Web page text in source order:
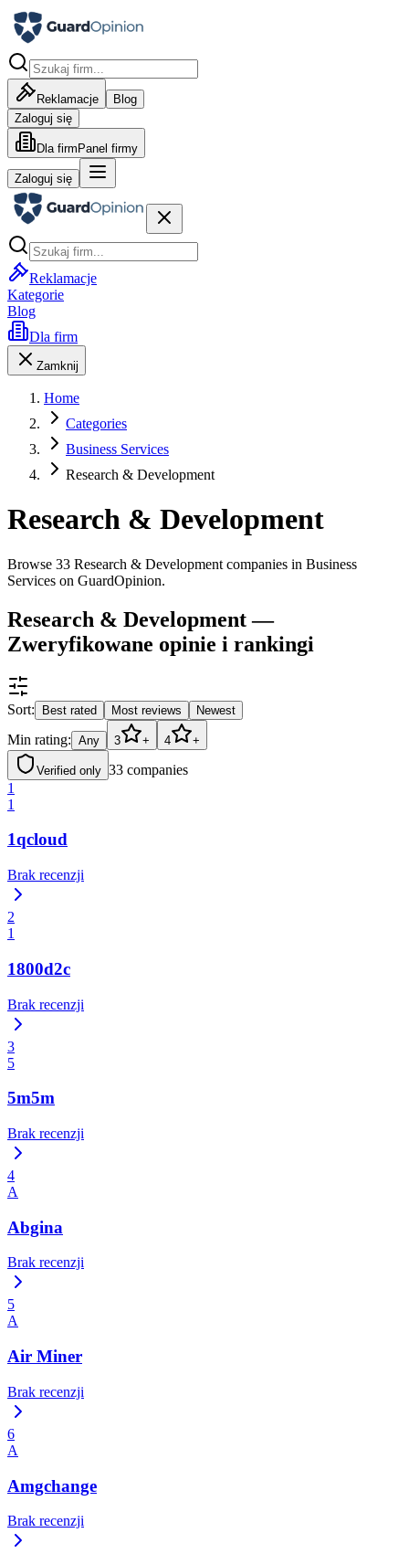
Reklamacje
Blog
Zaloguj się
Dla firm Panel firmy
Zaloguj się
Reklamacje
Kategorie
Blog
Dla firm
Zamknij
Home
Categories
Business Services
Research & Development
Research & Development
Browse 33 Research & Development companies in Business
Services on GuardOpinion.
Research & Development —
Zweryfikowane opinie i rankingi
Sort: Best rated Most reviews Newest
Min rating: Any 3 + 4 +
Verified only 33 companies
1
1
1qcloud
Brak recenzji
2
1
1800d2c
Brak recenzji
3
5
5m5m
Brak recenzji
4
A
Abgina
Brak recenzji
5
A
Air Miner
Brak recenzji
6
A
Amgchange
Brak recenzji